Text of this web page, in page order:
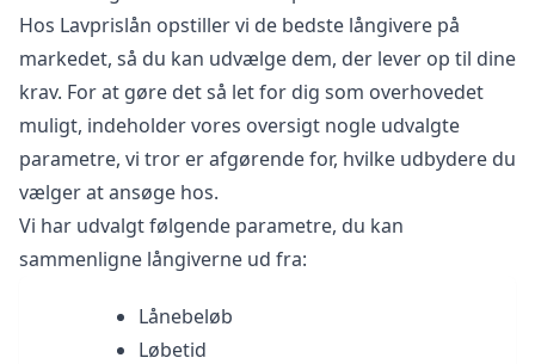
Hos Lavprislån opstiller vi de bedste långivere på
markedet, så du kan udvælge dem, der lever op til dine
krav. For at gøre det så let for dig som overhovedet
muligt, indeholder vores oversigt nogle udvalgte
parametre, vi tror er afgørende for, hvilke udbydere du
vælger at ansøge hos.
Vi har udvalgt følgende parametre, du kan
sammenligne långiverne ud fra:
Lånebeløb
Løbetid